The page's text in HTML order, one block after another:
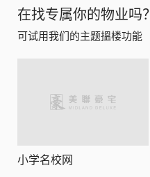
在找专属你的物业吗？
可试用我们的主题搵楼功能
小学名校网